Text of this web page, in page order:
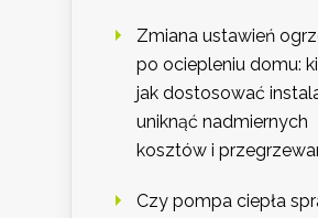
Zmiana ustawień
po ociepleniu domu:
jak dostosować
uniknąć nadmiernych
kosztów i
Czy pompa ciepła